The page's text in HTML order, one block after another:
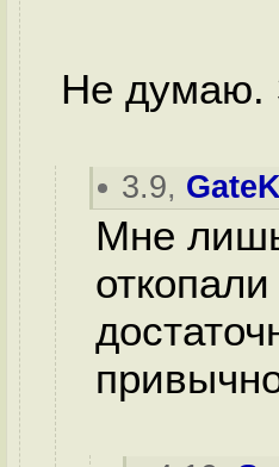
Не думаю.
3.9,
Мне